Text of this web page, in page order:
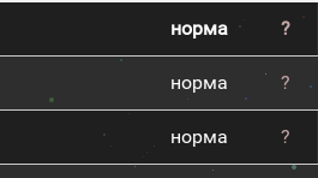
норма ?
норма ?
норма ?